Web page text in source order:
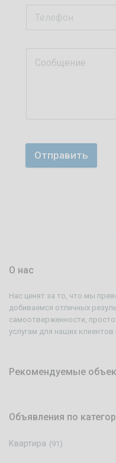
Отправить
О нас
Нас ценят за то, что мы
добиваемся отличных
самоотверженности,
услугам для наших клиентов
Рекомендуемые
Объявления по
Квартира (91)